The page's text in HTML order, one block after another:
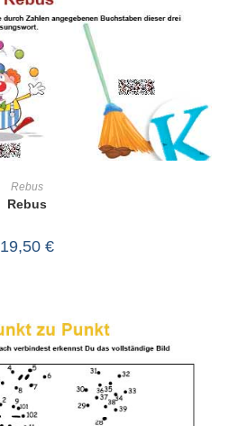
Rebus
Rebus
19,50 €